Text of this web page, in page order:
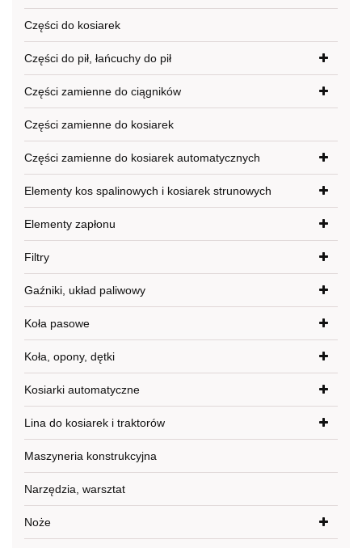
Części do kosiarek
Części do pił, łańcuchy do pił
Części zamienne do ciągników
Części zamienne do kosiarek
Części zamienne do kosiarek automatycznych
Elementy kos spalinowych i kosiarek strunowych
Elementy zapłonu
Filtry
Gaźniki, układ paliwowy
Koła pasowe
Koła, opony, dętki
Kosiarki automatyczne
Lina do kosiarek i traktorów
Maszyneria konstrukcyjna
Narzędzia, warsztat
Noże